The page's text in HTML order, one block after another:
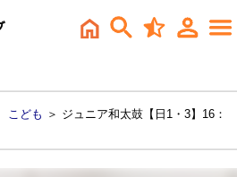
こども ＞ ジュニア和太鼓【日1・3】16：